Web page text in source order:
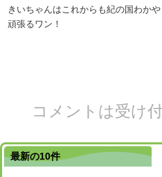
きいちゃんはこれからも紀の国わか
頑張るワン！
コメントは受け
最新の10件